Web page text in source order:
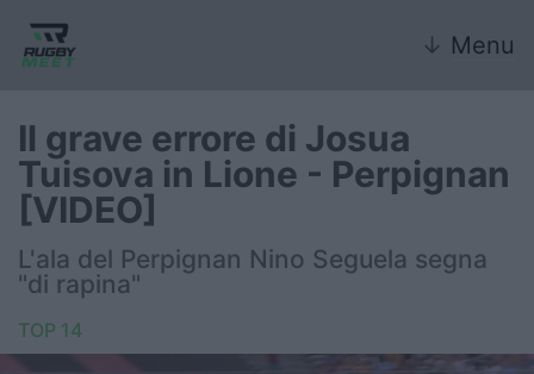
↓ Menu
Nazionale
Nazionali giovanili
Rugby Sevens
FIR
Il grave errore di Josua
Tuisova in Lione - Perpignan
[VIDEO]
L'ala del Perpignan Nino Seguela segna
"di rapina"
TOP 14